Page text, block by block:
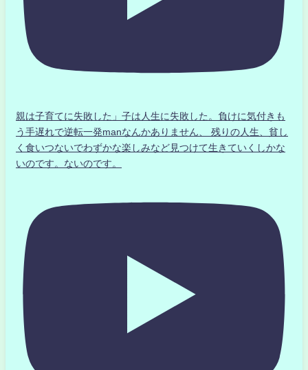
親は子育てに失敗した」子は人生に失敗した。負けに気付きも
う手遅れで逆転一発manなんかありません、 残りの人生、貧し
く食いつないでわずかな楽しみなど見つけて生きていくしかな
いのです。ないのです。